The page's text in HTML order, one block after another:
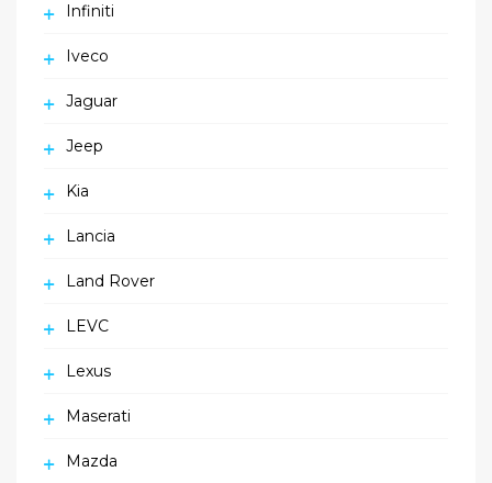
Infiniti
Iveco
Jaguar
Jeep
Kia
Lancia
Land Rover
LEVC
Lexus
Maserati
Mazda